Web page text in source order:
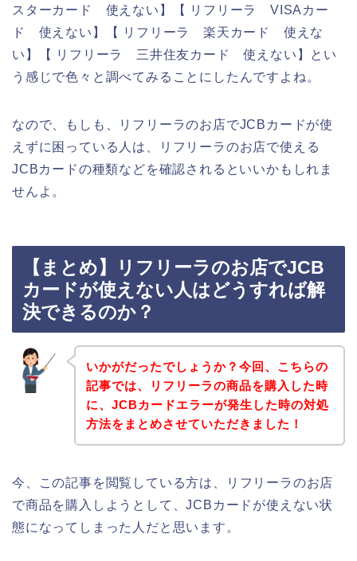
スターカード 使えない】【 リフリーラ VISAカー
ド 使えない】【 リフリーラ 楽天カード 使えな
い】【 リフリーラ 三井住友カード 使えない】とい
う感じで色々と調べてみることにしたんですよね。
なので、もしも、リフリーラのお店でJCBカードが使
えずに困っている人は、リフリーラのお店で使える
JCBカードの種類などを確認されるといいかもしれま
せんよ。
【まとめ】リフリーラのお店でJCB
カードが使えない人はどうすれば解
決できるのか？
いかがだったでしょうか？今回、こちらの
記事では、リフリーラの商品を購入した時
に、JCBカードエラーが発生した時の対処
方法をまとめさせていただきました！
今、この記事を閲覧している方は、リフリーラのお店
で商品を購入しようとして、JCBカードが使えない状
態になってしまった人だと思います。